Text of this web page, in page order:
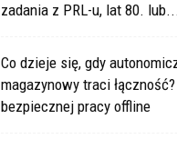
zadania z PRL-u, lat 80. lub...
Co dzieje się, gdy
magazynowy traci
bezpiecznej pracy offline